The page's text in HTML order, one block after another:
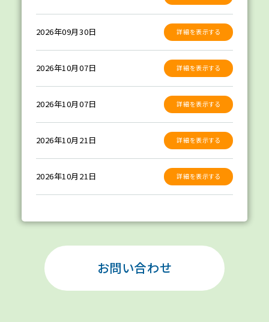
2026年09月30日 詳細を表示する
2026年10月07日 詳細を表示する
2026年10月07日 詳細を表示する
2026年10月21日 詳細を表示する
2026年10月21日 詳細を表示する
お問い合わせ